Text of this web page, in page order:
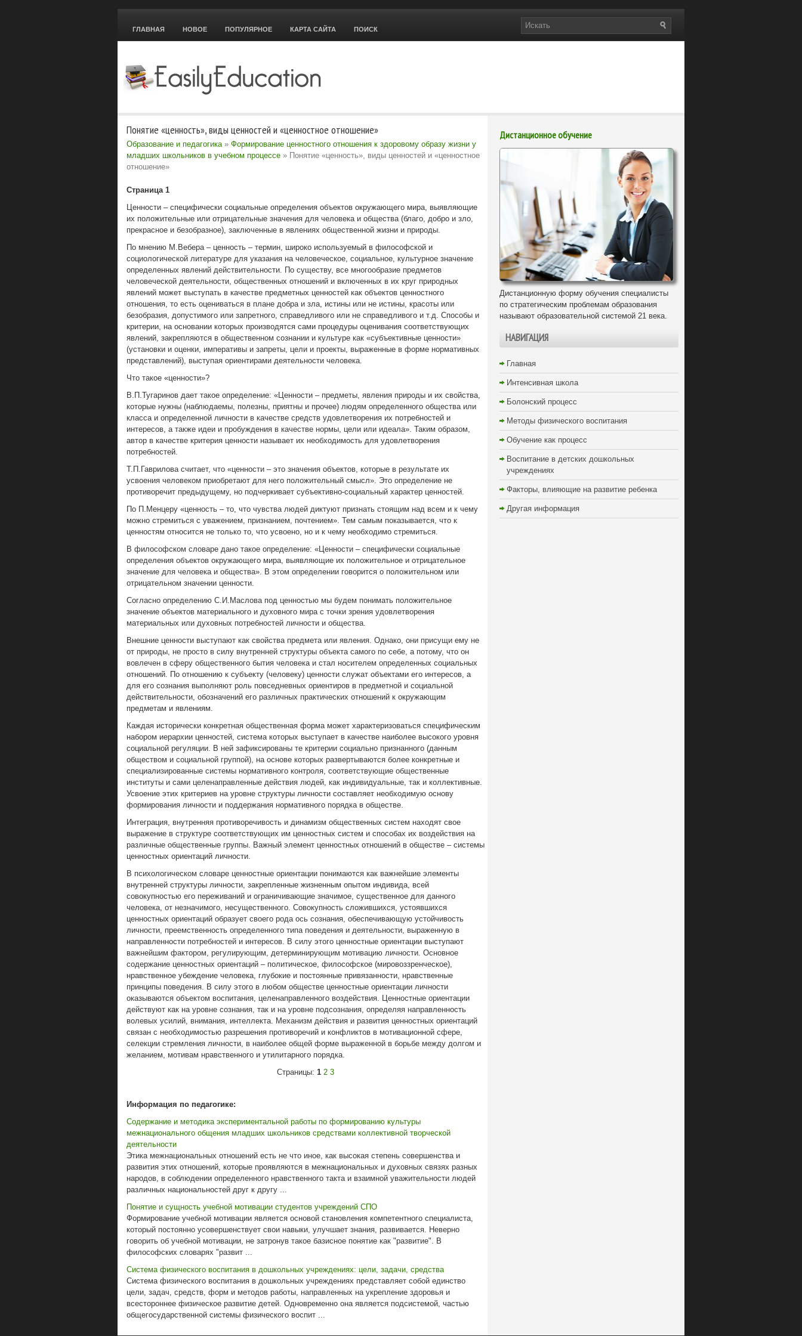
ГЛАВНАЯ НОВОЕ ПОПУЛЯРНОЕ КАРТА САЙТА ПОИСК
Понятие «ценность», виды ценностей и «ценностное отношение»
Образование и педагогика» Формирование ценностного отношения к здоровому образу жизни у
младших школьников в учебном процессе » Понятие «ценность», виды ценностей и «ценностное
отношение»
Страница 1
Ценности – специфически социальные определения объектов окружающего мира, выявляющие
их положительные или отрицательные значения для человека и общества (благо, добро и зло,
прекрасное и безобразное), заключенные в явлениях общественной жизни и природы.
По мнению М.Вебера – ценность – термин, широко используемый в философской и
социологической литературе для указания на человеческое, социальное, культурное значение
определенных явлений действительности. По существу, все многообразие предметов
человеческой деятельности, общественных отношений и включенных в их круг природных
явлений может выступать в качестве предметных ценностей как объектов ценностного
отношения, то есть оцениваться в плане добра и зла, истины или не истины, красоты или
безобразия, допустимого или запретного, справедливого или не справедливого и т.д. Способы и
критерии, на основании которых производятся сами процедуры оценивания соответствующих
явлений, закрепляются в общественном сознании и культуре как «субъективные ценности»
(установки и оценки, императивы и запреты, цели и проекты, выраженные в форме нормативных
представлений), выступая ориентирами деятельности человека.
Что такое «ценности»?
В.П.Тугаринов дает такое определение: «Ценности – предметы, явления природы и их свойства,
которые нужны (наблюдаемы, полезны, приятны и прочее) людям определенного общества или
класса и определенной личности в качестве средств удовлетворения их потребностей и
интересов, а также идеи и пробуждения в качестве нормы, цели или идеала». Таким образом,
автор в качестве критерия ценности называет их необходимость для удовлетворения
потребностей.
Т.П.Гаврилова считает, что «ценности – это значения объектов, которые в результате их
усвоения человеком приобретают для него положительный смысл». Это определение не
противоречит предыдущему, но подчеркивает субъективно-социальный характер ценностей.
По П.Менцеру «ценность – то, что чувства людей диктуют признать стоящим над всем и к чему
можно стремиться с уважением, признанием, почтением». Тем самым показывается, что к
ценностям относится не только то, что усвоено, но и к чему необходимо стремиться.
В философском словаре дано такое определение: «Ценности – специфически социальные
определения объектов окружающего мира, выявляющие их положительное и отрицательное
значение для человека и общества». В этом определении говорится о положительном или
отрицательном значении ценности.
Согласно определению С.И.Маслова под ценностью мы будем понимать положительное
значение объектов материального и духовного мира с точки зрения удовлетворения
материальных или духовных потребностей личности и общества.
Внешние ценности выступают как свойства предмета или явления. Однако, они присущи ему не
от природы, не просто в силу внутренней структуры объекта самого по себе, а потому, что он
вовлечен в сферу общественного бытия человека и стал носителем определенных социальных
отношений. По отношению к субъекту (человеку) ценности служат объектами его интересов, а
для его сознания выполняют роль повседневных ориентиров в предметной и социальной
действительности, обозначений его различных практических отношений к окружающим
предметам и явлениям.
Каждая исторически конкретная общественная форма может характеризоваться специфическим
набором иерархии ценностей, система которых выступает в качестве наиболее высокого уровня
социальной регуляции. В ней зафиксированы те критерии социально признанного (данным
обществом и социальной группой), на основе которых развертываются более конкретные и
специализированные системы нормативного контроля, соответствующие общественные
институты и сами целенаправленные действия людей, как индивидуальные, так и коллективные.
Усвоение этих критериев на уровне структуры личности составляет необходимую основу
формирования личности и поддержания нормативного порядка в обществе.
Интеграция, внутренняя противоречивость и динамизм общественных систем находят свое
выражение в структуре соответствующих им ценностных систем и способах их воздействия на
различные общественные группы. Важный элемент ценностных отношений в обществе – системы
ценностных ориентаций личности.
В психологическом словаре ценностные ориентации понимаются как важнейшие элементы
внутренней структуры личности, закрепленные жизненным опытом индивида, всей
совокупностью его переживаний и ограничивающие значимое, существенное для данного
человека, от незначимого, несущественного. Совокупность сложившихся, устоявшихся
ценностных ориентаций образует своего рода ось сознания, обеспечивающую устойчивость
личности, преемственность определенного типа поведения и деятельности, выраженную в
направленности потребностей и интересов. В силу этого ценностные ориентации выступают
важнейшим фактором, регулирующим, детерминирующим мотивацию личности. Основное
содержание ценностных ориентаций – политическое, философское (мировоззренческое),
нравственное убеждение человека, глубокие и постоянные привязанности, нравственные
принципы поведения. В силу этого в любом обществе ценностные ориентации личности
оказываются объектом воспитания, целенаправленного воздействия. Ценностные ориентации
действуют как на уровне сознания, так и на уровне подсознания, определяя направленность
волевых усилий, внимания, интеллекта. Механизм действия и развития ценностных ориентаций
связан с необходимостью разрешения противоречий и конфликтов в мотивационной сфере,
селекции стремления личности, в наиболее общей форме выраженной в борьбе между долгом и
желанием, мотивам нравственного и утилитарного порядка.
Страницы: 1 2 3
Информация по педагогике:
Содержание и методика экспериментальной работы по формированию культуры
межнационального общения младших школьников средствами коллективной творческой
деятельности
Этика межнациональных отношений есть не что иное, как высокая степень совершенства и
развития этих отношений, которые проявляются в межнациональных и духовных связях разных
народов, в соблюдении определенного нравственного такта и взаимной уважительности людей
различных национальностей друг к другу ...
Понятие и сущность учебной мотивации студентов учреждений СПО
Формирование учебной мотивации является основой становления компетентного специалиста,
который постоянно усовершенствует свои навыки, улучшает знания, развивается. Неверно
говорить об учебной мотивации, не затронув такое базисное понятие как "развитие". В
философских словарях "развит ...
Система физического воспитания в дошкольных учреждениях: цели, задачи, средства
Система физического воспитания в дошкольных учреждениях представляет собой единство
цели, задач, средств, форм и методов работы, направленных на укрепление здоровья и
всестороннее физическое развитие детей. Одновременно она является подсистемой, частью
общегосударственной системы физического воспит ...
Дистанционное обучение
Дистанционную форму обучения специалисты
по стратегическим проблемам образования
называют образовательной системой 21 века.
НАВИГАЦИЯ
Главная
Интенсивная школа
Болонский процесс
Методы физического воспитания
Обучение как процесс
Воспитание в детских дошкольных
учреждениях
Факторы, влияющие на развитие ребенка
Другая информация